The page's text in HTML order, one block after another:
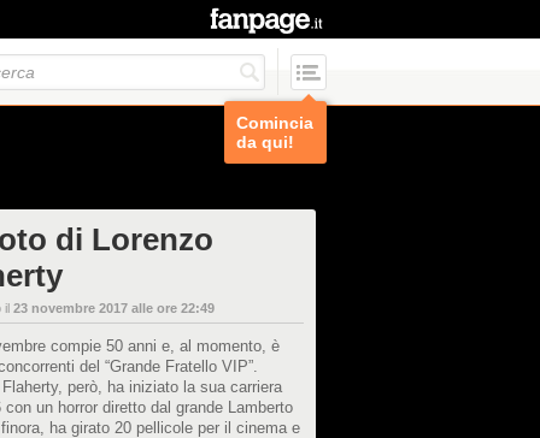
Comincia
da qui!
di Lorenzo
il 23 novembre 2017 alle ore 22:49
compie 50 anni e, al momento, è
del “Grande Fratello VIP”.
Flaherty, però, ha iniziato la sua carriera
con un horror diretto dal grande Lamberto
ha girato 20 pellicole per il cinema e